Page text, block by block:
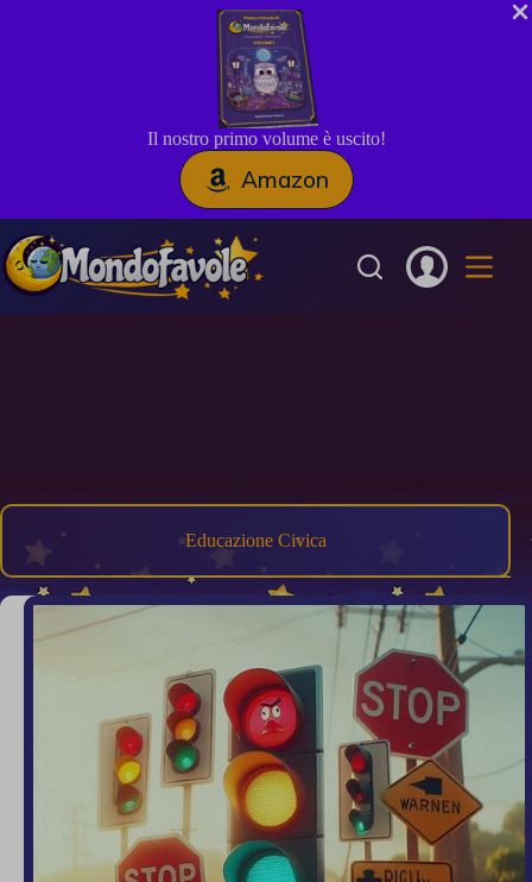
Il nostro primo volume è uscito!
Amazon
al
contenuto
Educazione Civica